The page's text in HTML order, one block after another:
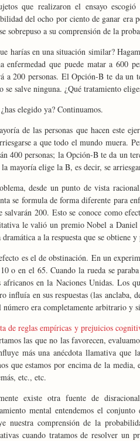
que realizaron el ensayo
del ocho por ciento de ganar era
sobrepuso a su comprensión de la
harías en una situación similar?
enfermedad que puede matar a 600
a 200 personas. El Opción-B te da un
se salve ninguna. ¿Qué tratamiento
elegido ya? Continuamos.
de las personas que hacen este
a que todo el mundo muera.
400 personas; la Opción-B te da un
mayoría elige la B, es decir, se
desde un punto de vista
se formula de forma diferente para
salvarán 200. Esto se conoce como
le valió un premio Nobel a Daniel
a la respuesta que se obtiene
es el de obstinación. En un
o en el 65. Cuando la rueda se
africanos en la Naciones Unidas. Los
influía en sus respuestas (las anclaba,
número era completamente arbitrario y
de reglas empíricas y prejuicios
las que no las favorecen,
más una anécdota llamativa que
que estamos por encima de la
etc., etc.
existe otra fuente de
mental entendemos el
nuestra comprensión de la
cuando tratamos de resolver un